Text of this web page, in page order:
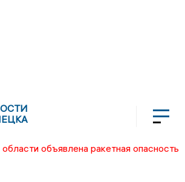
объявлена ракетная опасность